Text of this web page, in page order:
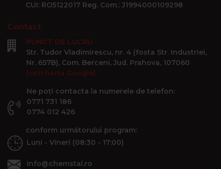
CUI: RO5122017 Reg. Com.: J1994000109298
Contact
PUNCT DE LUCRU
Str. Tudor Vladimirescu, nr. 4 (fosta Str. Industriei,
Nr. 657B), Com. Berceni, Jud. Prahova, 107060
(vezi harta Google)
Ne poți contacta la numerele de telefon:
0771 731 186
0774 012 426
conform următorului program:
Luni - Vineri (08:30 - 17:00)
info@chemstal.ro